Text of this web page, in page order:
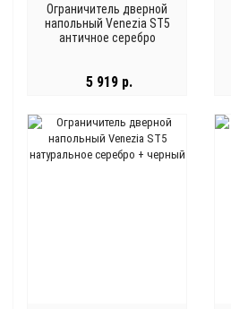
Ограничитель дверной
напольный Venezia ST5
античное серебро
5 919 р.